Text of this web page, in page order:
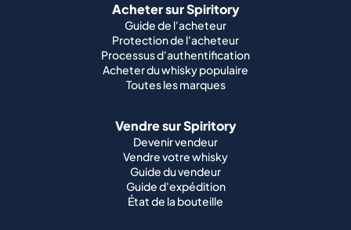
Acheter sur Spiritory
Guide de l'acheteur
Protection de l'acheteur
Processus d'authentification
Acheter du whisky populaire
Toutes les marques
Vendre sur Spiritory
Devenir vendeur
Vendre votre whisky
Guide du vendeur
Guide d'expédition
État de la bouteille